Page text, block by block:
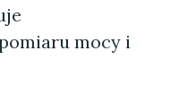
mocy i